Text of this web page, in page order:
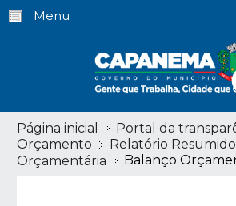
Menu
Página inicial
Portal da
Orçamento
Relatório
Orçamentária
Balanço